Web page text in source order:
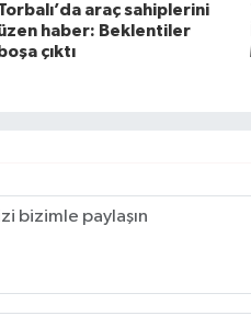
araç sahiplerini
haber: Beklentiler
boşa çıktı